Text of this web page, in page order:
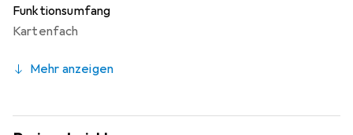
Funktionsumfang
Kartenfach
Mehr anzeigen